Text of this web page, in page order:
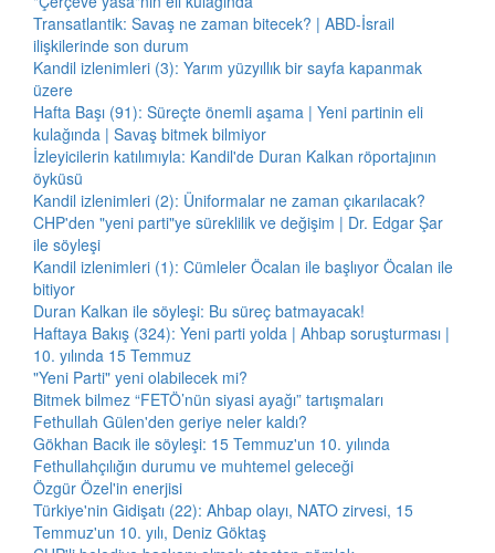
Transatlantik: Savaş ne zaman bitecek? | ABD-İsrail
ilişkilerinde son durum
Kandil izlenimleri (3): Yarım yüzyıllık bir sayfa kapanmak
üzere
Hafta Başı (91): Süreçte önemli aşama | Yeni partinin eli
kulağında | Savaş bitmek bilmiyor
İzleyicilerin katılımıyla: Kandil'de Duran Kalkan röportajının
öyküsü
Kandil izlenimleri (2): Üniformalar ne zaman çıkarılacak?
CHP'den "yeni parti"ye süreklilik ve değişim | Dr. Edgar Şar
ile söyleşi
Kandil izlenimleri (1): Cümleler Öcalan ile başlıyor Öcalan ile
bitiyor
Duran Kalkan ile söyleşi: Bu süreç batmayacak!
Haftaya Bakış (324): Yeni parti yolda | Ahbap soruşturması |
10. yılında 15 Temmuz
"Yeni Parti" yeni olabilecek mi?
Bitmek bilmez “FETÖ’nün siyasi ayağı” tartışmaları
Fethullah Gülen'den geriye neler kaldı?
Gökhan Bacık ile söyleşi: 15 Temmuz'un 10. yılında
Fethullahçılığın durumu ve muhtemel geleceği
Özgür Özel'in enerjisi
Türkiye'nin Gidişatı (22): Ahbap olayı, NATO zirvesi, 15
Temmuz'un 10. yılı, Deniz Göktaş